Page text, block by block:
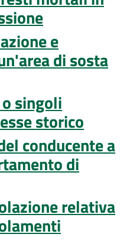
e
di sosta
singoli
storico
conducente a
di
relativa